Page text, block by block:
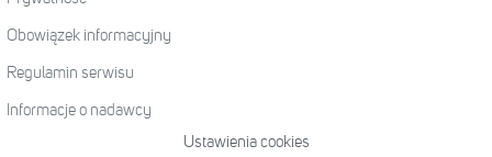
Obowiązek informacyjny
Regulamin serwisu
Informacje o nadawcy
Ustawienia cookies